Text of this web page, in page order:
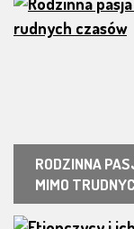
RODZINNA
MIMO